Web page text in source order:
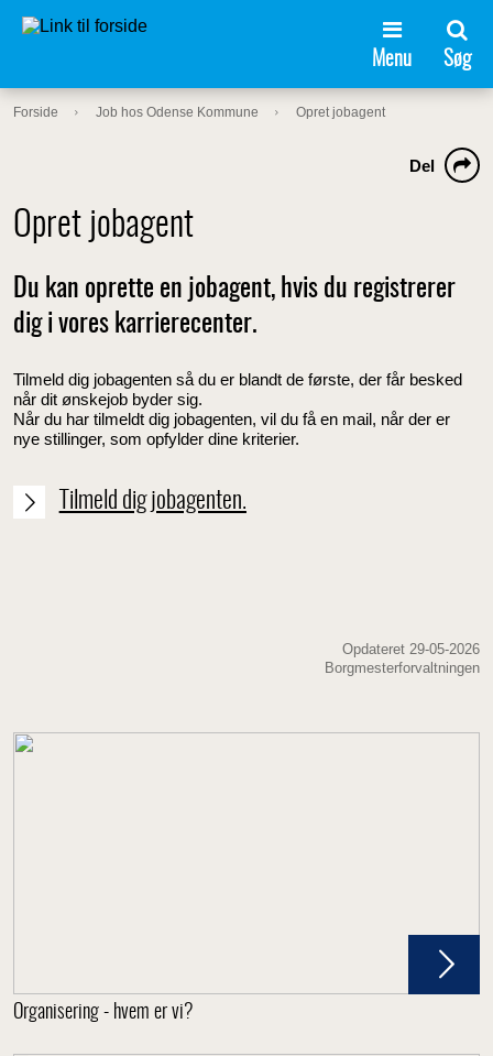
Menu Søg
Forside Job hos Odense Kommune Opret jobagent
Opret jobagent
Del
Du kan oprette en jobagent, hvis du registrerer
dig i vores karrierecenter.
Tilmeld dig jobagenten så du er blandt de første, der får besked
når dit ønskejob byder sig.
Når du har tilmeldt dig jobagenten, vil du få en mail, når der er
nye stillinger, som opfylder dine kriterier.
Tilmeld dig jobagenten.
Opdateret 29-05-2026
Borgmesterforvaltningen
Organisering - hvem er vi?